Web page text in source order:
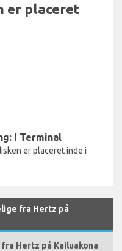
er placeret
I Terminal
er placeret inde i
fra Hertz på
Hertz på Kailuakona